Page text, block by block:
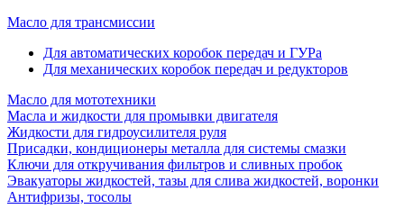
Масло для трансмиссии
Для автоматических коробок передач и ГУРа
Для механических коробок передач и редукторов
Масло для мототехники
Масла и жидкости для промывки двигателя
Жидкости для гидроусилителя руля
Присадки, кондиционеры металла для системы смазки
Ключи для откручивания фильтров и сливных пробок
Эвакуаторы жидкостей, тазы для слива жидкостей, воронки
Антифризы, тосолы